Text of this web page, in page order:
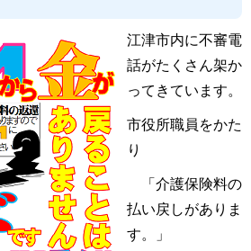
江津市内に不審電
話がたくさん架か
ってきています。
市役所職員をかた
り
「介護保険料の
払い戻しがありま
す。」